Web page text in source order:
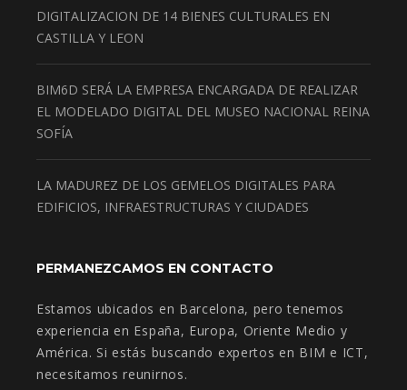
DIGITALIZACION DE 14 BIENES CULTURALES EN
CASTILLA Y LEON
BIM6D SERÁ LA EMPRESA ENCARGADA DE REALIZAR
EL MODELADO DIGITAL DEL MUSEO NACIONAL REINA
SOFÍA
LA MADUREZ DE LOS GEMELOS DIGITALES PARA
EDIFICIOS, INFRAESTRUCTURAS Y CIUDADES
PERMANEZCAMOS EN CONTACTO
Estamos ubicados en Barcelona, pero tenemos
experiencia en España, Europa, Oriente Medio y
América. Si estás buscando expertos en BIM e ICT,
necesitamos reunirnos.